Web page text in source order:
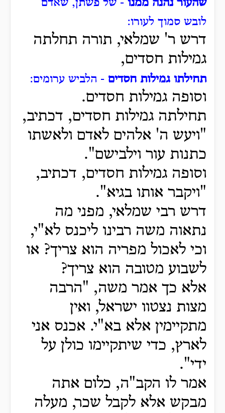
שהעור נהנה ממנו - של פשתן, שאדם
לובש סמוך לעורו:
דרש ר' שמלאי, תורה תחלתה
גמילות חסדים,
תחילתו גמילות חסדים - הלביש ערומים:
וסופה גמילות חסדים.
תחילתה גמילות חסדים, דכתיב,
"ויעש ה' אלהים לאדם ולאשתו
כתנות עור וילבישם".
וסופה גמילות חסדים, דכתיב,
"ויקבר אותו בגיא".
דרש רבי שמלאי, מפני מה
נתאוה משה רבינו ליכנס לא"י,
וכי לאכול מפריה הוא צריך? או
לשבוע מטובה הוא צריך?
אלא כך אמר משה, "הרבה
מצות נצטוו ישראל, ואין
מתקיימין אלא בא"י. אכנס אני
לארץ, כדי שיתקיימו כולן על
ידי".
אמר לו הקב"ה, כלום אתה
מבקש אלא לקבל שכר, מעלה